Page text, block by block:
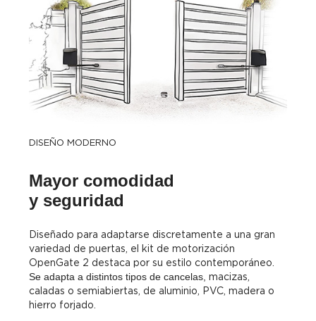
DISEÑO MODERNO
Mayor comodidad
y seguridad
Diseñado para adaptarse discretamente a una gran
variedad de puertas, el kit de motorización
OpenGate 2 destaca por su estilo contemporáneo.
Se adapta a distintos tipos de cancelas, macizas,
caladas o semiabiertas, de aluminio, PVC, madera o
hierro forjado.